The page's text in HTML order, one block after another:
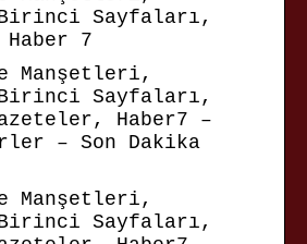
Sayfaları,
Haber 7
Manşetleri,
Sayfaları,
Haber7 –
– Son Dakika
Manşetleri,
Sayfaları,